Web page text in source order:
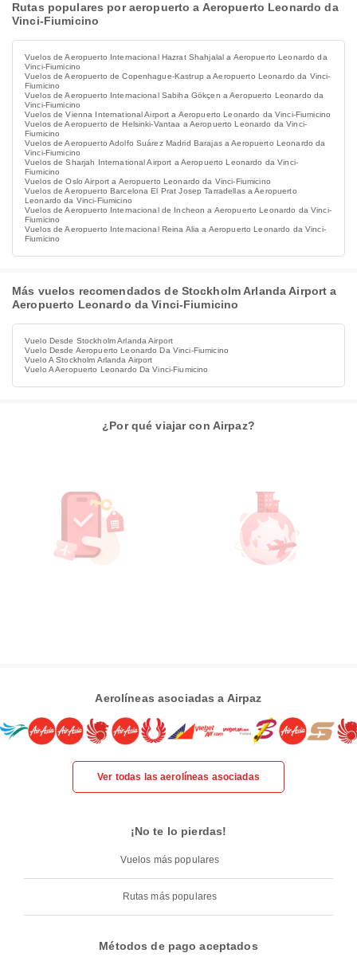
Rutas populares por aeropuerto a Aeropuerto Leonardo da
Vinci-Fiumicino
Vuelos de Aeropuerto Internacional Hazrat Shahjalal a Aeropuerto Leonardo da
Vinci-Fiumicino
Vuelos de Aeropuerto de Copenhague-Kastrup a Aeropuerto Leonardo da Vinci-
Fiumicino
Vuelos de Aeropuerto Internacional Sabiha Gökçen a Aeropuerto Leonardo da
Vinci-Fiumicino
Vuelos de Vienna International Airport a Aeropuerto Leonardo da Vinci-Fiumicino
Vuelos de Aeropuerto de Helsinki-Vantaa a Aeropuerto Leonardo da Vinci-
Fiumicino
Vuelos de Aeropuerto Adolfo Suárez Madrid Barajas a Aeropuerto Leonardo da
Vinci-Fiumicino
Vuelos de Sharjah International Airport a Aeropuerto Leonardo da Vinci-
Fiumicino
Vuelos de Oslo Airport a Aeropuerto Leonardo da Vinci-Fiumicino
Vuelos de Aeropuerto Barcelona El Prat Josep Tarradellas a Aeropuerto
Leonardo da Vinci-Fiumicino
Vuelos de Aeropuerto Internacional de Incheon a Aeropuerto Leonardo da Vinci-
Fiumicino
Vuelos de Aeropuerto Internacional Reina Alia a Aeropuerto Leonardo da Vinci-
Fiumicino
Más vuelos recomendados de Stockholm Arlanda Airport a
Aeropuerto Leonardo da Vinci-Fiumicino
Vuelo Desde Stockholm Arlanda Airport
Vuelo Desde Aeropuerto Leonardo Da Vinci-Fiumicino
Vuelo A Stockholm Arlanda Airport
Vuelo A Aeropuerto Leonardo Da Vinci-Fiumicino
¿Por qué viajar con Airpaz?
Aerolíneas asociadas a Airpaz
Ver todas las aerolíneas asociadas
¡No te lo pierdas!
Vuelos más populares
Rutas más populares
Métodos de pago aceptados